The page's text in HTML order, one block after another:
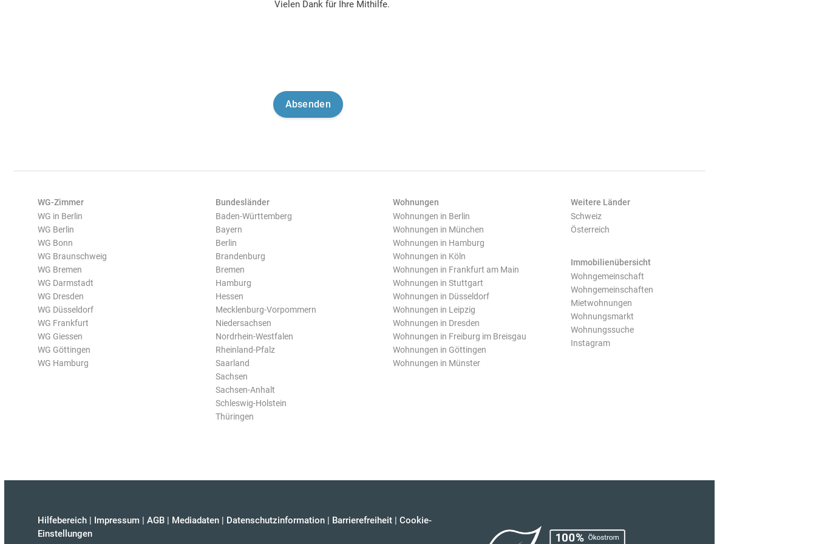
Vielen Dank für Ihre Mithilfe.
WG-Zimmer
WG in Berlin
WG Berlin
WG Bonn
WG Braunschweig
WG Bremen
WG Darmstadt
WG Dresden
WG Düsseldorf
WG Frankfurt
WG Giessen
WG Göttingen
WG Hamburg
Bundesländer
Baden-Württemberg
Bayern
Berlin
Brandenburg
Bremen
Hamburg
Hessen
Mecklenburg-Vorpommern
Niedersachsen
Nordrhein-Westfalen
Rheinland-Pfalz
Saarland
Sachsen
Sachsen-Anhalt
Schleswig-Holstein
Thüringen
Wohnungen
Wohnungen in Berlin
Wohnungen in München
Wohnungen in Hamburg
Wohnungen in Köln
Wohnungen in Frankfurt am Main
Wohnungen in Stuttgart
Wohnungen in Düsseldorf
Wohnungen in Leipzig
Wohnungen in Dresden
Wohnungen in Freiburg im Breisgau
Wohnungen in Göttingen
Wohnungen in Münster
Weitere Länder
Schweiz
Österreich
Immobilienübersicht
Wohngemeinschaft
Wohngemeinschaften
Mietwohnungen
Wohnungsmarkt
Wohnungssuche
Instagram
Hilfebereich | Impressum | AGB | Mediadaten | Datenschutzinformation | Barrierefreiheit | Cookie-
Einstellungen